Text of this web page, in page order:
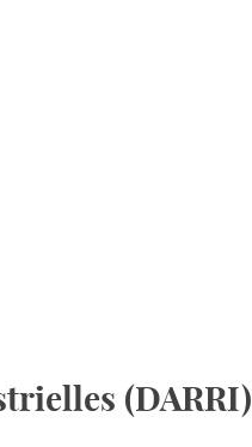
(DARRI)